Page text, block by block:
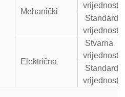
Mehanički
vrijednost
vrijednost
Električna
Stvarna
vrijednost
vrijednost